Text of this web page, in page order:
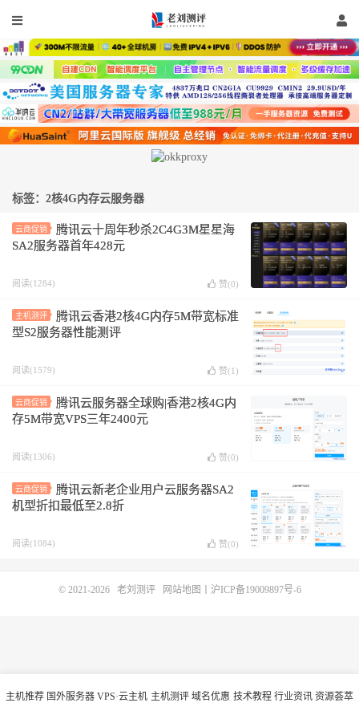
标签：2核4G内存云服务器
云商促销
腾讯云十周年秒杀2C4G3M星星海
SA2服务器首年428元
阅读(1284) 赞(0)
主机测评
腾讯云香港2核4G内存5M带宽标准
型S2服务器性能测评
阅读(1579) 赞(1 )
云商促销
腾讯云服务器全球购|香港2核4G内
存5M带宽VPS三年2400元
阅读(1306) 赞(0)
云商促销
腾讯云新老企业用户云服务器SA2
机型折扣最低至2.8折
阅读(1084) 赞(0)
主机推荐 国外服务器 VPS·云主机 主机测评 域名优惠 技术教程 行业资讯 资源荟萃
© 2021-2026 老刘测评 网站地图 沪ICP备19009897号-6